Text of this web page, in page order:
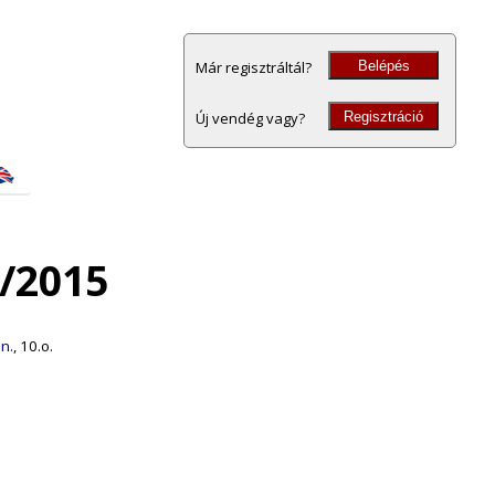
Már regisztráltál? Belépés
Új vendég vagy? Regisztráció
, 10.o.